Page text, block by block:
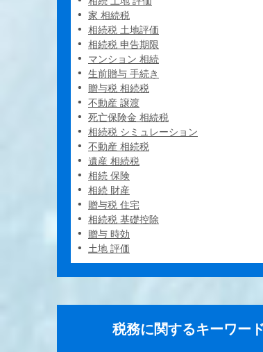
家 相続税
相続税 土地評価
相続税 申告期限
マンション 相続
生前贈与 手続き
贈与税 相続税
不動産 譲渡
死亡保険金 相続税
相続税 シミュレーション
不動産 相続税
遺産 相続税
相続 保険
相続 財産
贈与税 住宅
相続税 基礎控除
贈与 時効
土地 評価
税務に関するキーワー